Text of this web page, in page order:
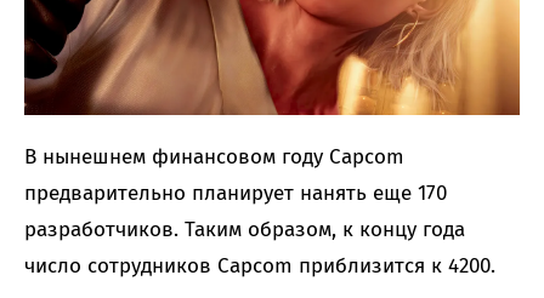
В нынешнем финансовом году Capcom
предварительно планирует нанять еще 170
разработчиков. Таким образом, к концу года
число сотрудников Capcom приблизится к 4200.